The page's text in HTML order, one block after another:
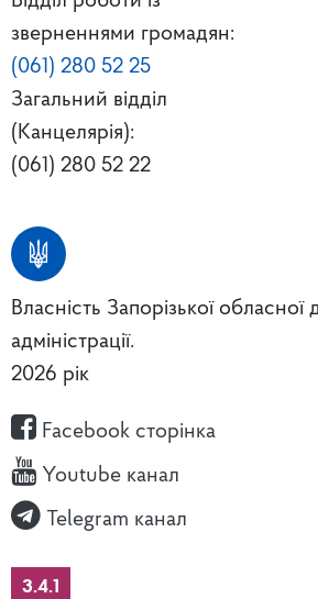
зверненнями громадян:
(061) 280 52 25
Загальний відділ
(Канцелярія):
(061) 280 52 22
Власність Запорізької обласної
адміністрації.
2026 рік
Facebook сторінка
Youtube канал
Telegram канал
3.4.1